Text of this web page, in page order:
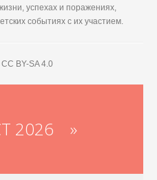
успехах и поражениях,
событиях с их участием.
BY-SA 4.0
2026 »